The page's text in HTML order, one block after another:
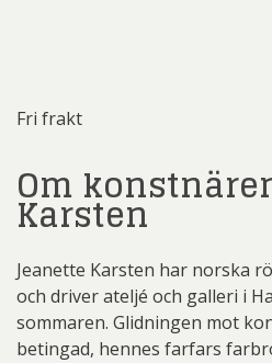
Fri frakt
Om
Karsten
Jeanette Karsten har norska
och driver ateljé och galleri i
sommaren. Glidningen mot
betingad, hennes farfars